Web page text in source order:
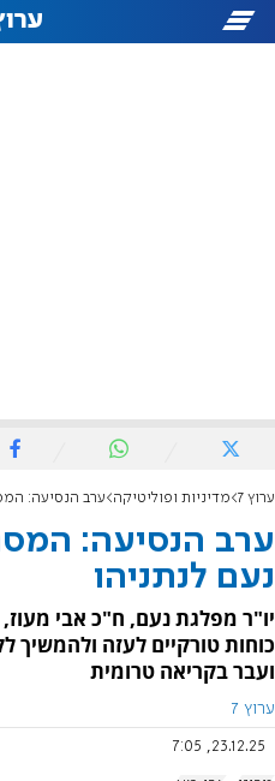
ערוץ 7 מדיניות ופוליטיקה ערב הנסיעה:
ערב הנסיעה:
נעם לנתניהו
יו"ר מפלגת נעם, ח"כ אבי
כוחות טורקיים לעזה ולהמשיך
ועבר בקריאה טרומית
ערוץ 7
23.12.25, 7:05